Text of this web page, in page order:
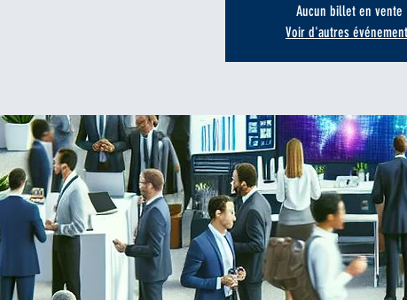
Aucun billet en vente
Voir d'autres